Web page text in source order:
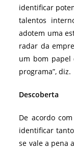
identificar
talentos
adotem uma
radar da
um bom papel
programa”, diz.
Descoberta
De acordo
identificar
se vale a pena